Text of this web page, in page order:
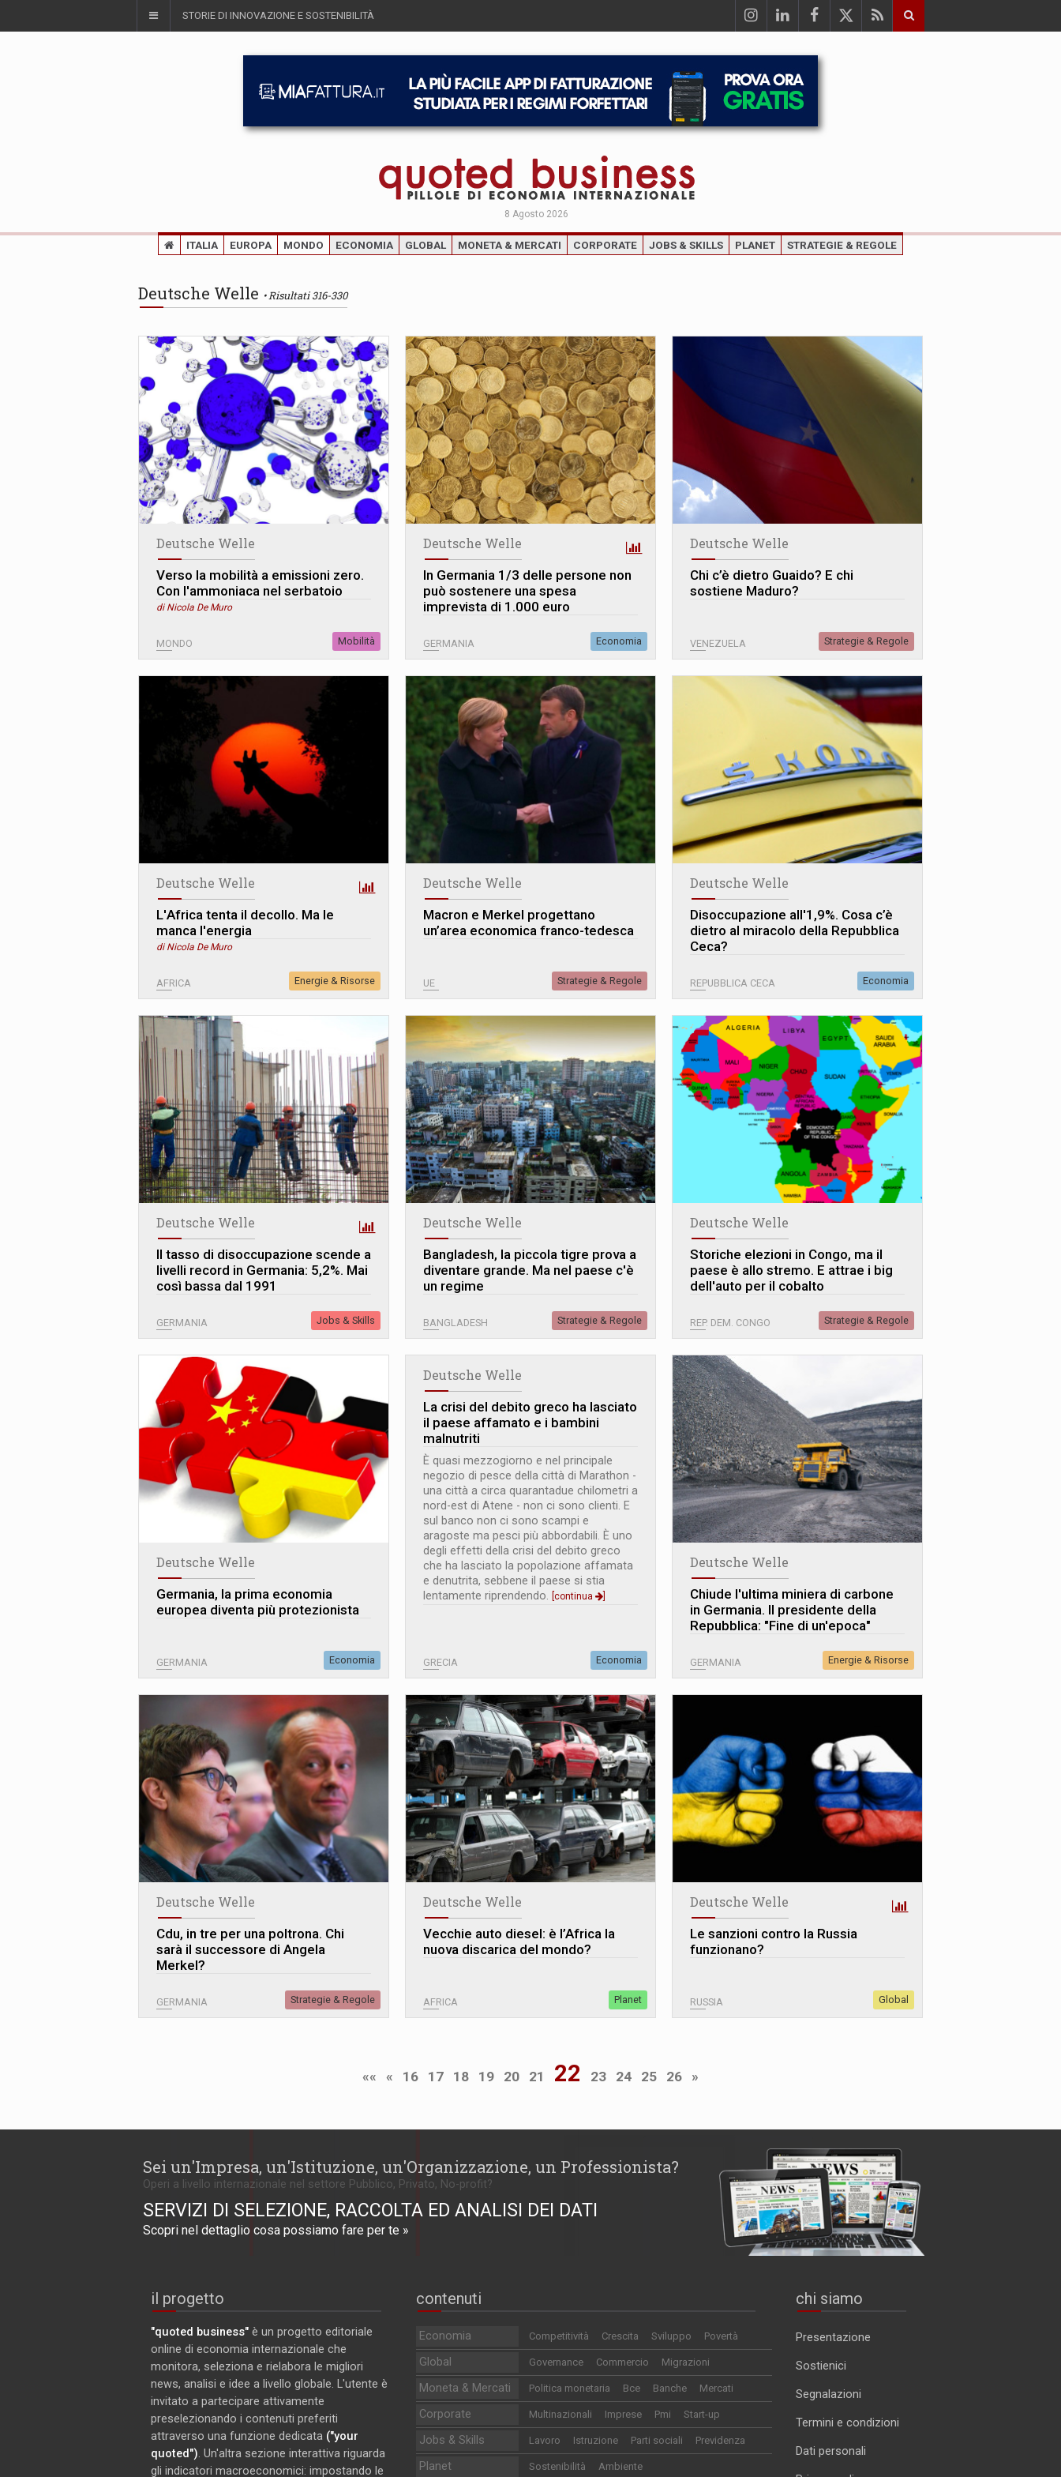
STORIE DI INNOVAZIONE E SOSTENIBILITÀ
8 Agosto 2026
ITALIA EUROPA MONDO ECONOMIA GLOBAL MONETA & MERCATI CORPORATE JOBS & SKILLS PLANET STRATEGIE & REGOLE
Deutsche Welle Risultati 316-330
Deutsche Welle
Verso la mobilità a emissioni zero.
Con l'ammoniaca nel serbatoio
di Nicola De Muro
MONDO Mobilità
Deutsche Welle
In Germania 1/3 delle persone non
può sostenere una spesa
imprevista di 1.000 euro
GERMANIA Economia
Deutsche Welle
Chi c’è dietro Guaido? E chi
sostiene Maduro?
VENEZUELA Strategie & Regole
Deutsche Welle
L'Africa tenta il decollo. Ma le
manca l'energia
di Nicola De Muro
AFRICA Energie & Risorse
Deutsche Welle
Macron e Merkel progettano
un’area economica franco-tedesca
UE Strategie & Regole
Deutsche Welle
Disoccupazione all'1,9%. Cosa c’è
dietro al miracolo della Repubblica
Ceca?
REPUBBLICA CECA Economia
Deutsche Welle
Il tasso di disoccupazione scende a
livelli record in Germania: 5,2%. Mai
così bassa dal 1991
GERMANIA Jobs & Skills
Deutsche Welle
Bangladesh, la piccola tigre prova a
diventare grande. Ma nel paese c'è
un regime
BANGLADESH Strategie & Regole
Deutsche Welle
Storiche elezioni in Congo, ma il
paese è allo stremo. E attrae i big
dell'auto per il cobalto
REP. DEM. CONGO Strategie & Regole
Deutsche Welle
Germania, la prima economia
europea diventa più protezionista
GERMANIA Economia
Deutsche Welle
La crisi del debito greco ha lasciato
il paese affamato e i bambini
malnutriti
È quasi mezzogiorno e nel principale
negozio di pesce della città di Marathon -
una città a circa quarantadue chilometri a
nord-est di Atene - non ci sono clienti. E
sul banco non ci sono scampi e
aragoste ma pesci più abbordabili. È uno
degli effetti della crisi del debito greco
che ha lasciato la popolazione affamata
e denutrita, sebbene il paese si stia
lentamente riprendendo. [continua ]
GRECIA Economia
Deutsche Welle
Chiude l'ultima miniera di carbone
in Germania. Il presidente della
Repubblica: "Fine di un'epoca"
GERMANIA Energie & Risorse
Deutsche Welle
Cdu, in tre per una poltrona. Chi
sarà il successore di Angela
Merkel?
GERMANIA Strategie & Regole
Deutsche Welle
Vecchie auto diesel: è l’Africa la
nuova discarica del mondo?
AFRICA Planet
Deutsche Welle
Le sanzioni contro la Russia
funzionano?
RUSSIA Global
«« « 16 17 18 19 20 21 22 23 24 25 26 »
Sei un'Impresa, un'Istituzione, un'Organizzazione, un Professionista?
Operi a livello internazionale nel settore Pubblico, Privato, No-profit?
SERVIZI DI SELEZIONE, RACCOLTA ED ANALISI DEI DATI
Scopri nel dettaglio cosa possiamo fare per te »
il progetto
"quoted business" è un progetto editoriale
online di economia internazionale che
monitora, seleziona e rielabora le migliori
news, analisi e idee a livello globale. L'utente è
invitato a partecipare attivamente
preselezionando i contenuti preferiti
attraverso una funzione dedicata ("your
quoted"). Un'altra sezione interattiva riguarda
gli indicatori macroeconomici: impostando le
contenuti
Economia Competitività Crescita Sviluppo Povertà
Global Governance Commercio Migrazioni
Moneta & Mercati Politica monetaria Bce Banche Mercati
Corporate Multinazionali Imprese Pmi Start-up
Jobs & Skills Lavoro Istruzione Parti sociali Previdenza
Planet Sostenibilità Ambiente
chi siamo
Presentazione
Sostienici
Segnalazioni
Termini e condizioni
Dati personali